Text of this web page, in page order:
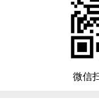
微信